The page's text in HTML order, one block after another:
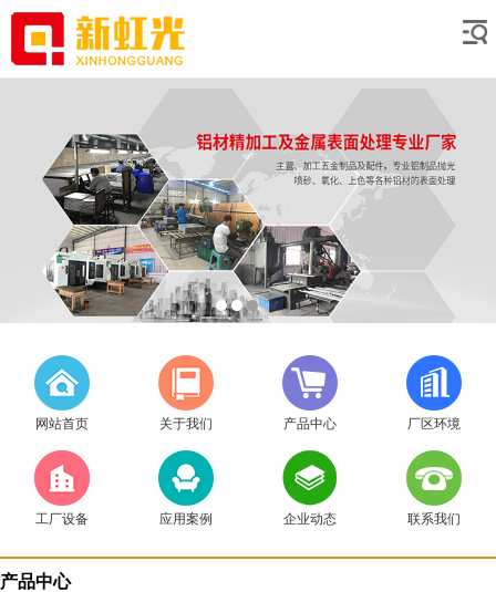
网站首页 关于我们 产品中心 厂区环境
工厂设备 应用案例 企业动态 联系我们
产品中心